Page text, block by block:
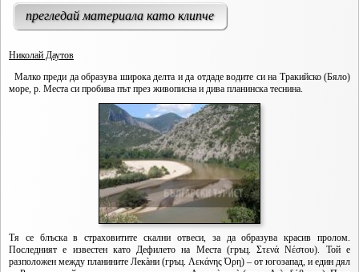
прегледай материала като клипче
Николай Даутов
Малко преди да образува широка делта и да отдаде водите си на Тракийско (Бяло)
море, р. Места си пробива път през живописна и дива планинска теснина.
Тя се блъска в страховитите скални отвеси, за да образува красив пролом.
Последният е известен като Дефилето на Места (гръц. Στενά Νέστου). Той е
разположен между планините Лекàни (гръц. Λεκάνης Όρη) – от югозапад, и един дял